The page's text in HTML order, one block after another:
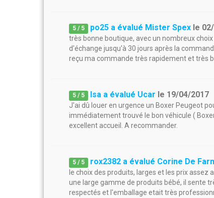
5 / 5 po25 a évalué Mister Spex le
très bonne boutique, avec un nombreux
d'échange jusqu'à 30 jours après la
reçu ma commande très rapidement et très
5 / 5 Isa a évalué Ucar le 19/04/2017
J'ai dû louer en urgence un Boxer Peugeot
immédiatement trouvé le bon véhicule (
excellent accueil. A recommander.
5 / 5 rox2382 a évalué Corine De
le choix des produits, larges et les prix
une large gamme de produits bébé, il sente
respectés et l'emballage etait très